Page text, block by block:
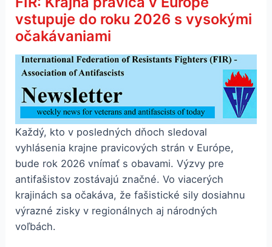
vstupuje do roku 2026 s vysokými
očakávaniami
Každý, kto v posledných dňoch sledoval
vyhlásenia krajne pravicových strán v Európe,
bude rok 2026 vnímať s obavami. Výzvy pre
antifašistov zostávajú značné. Vo viacerých
krajinách sa očakáva, že fašistické sily dosiahnu
výrazné zisky v regionálnych aj národných
voľbách.